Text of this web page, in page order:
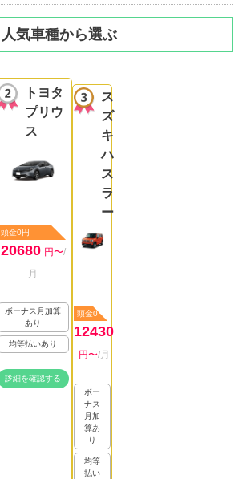
人気車種から選ぶ
トヨタ
プリウ
ス
頭金0円
20680 円〜/
月
ボーナス月加算
あり
均等払いあり
詳細を確認する
ス
ズ
キ
ハ
ス
ラ
ー
頭金0円
12430
円〜/月
ボー
ナス
月加
算あ
り
均等
払い